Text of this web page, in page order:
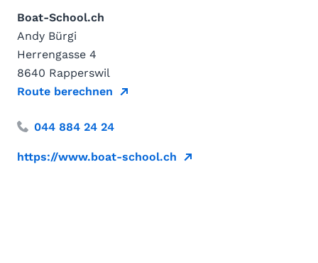
Boat-School.ch
Andy Bürgi
Herrengasse 4
8640 Rapperswil
Route berechnen
044 884 24 24
https://www.boat-school.ch